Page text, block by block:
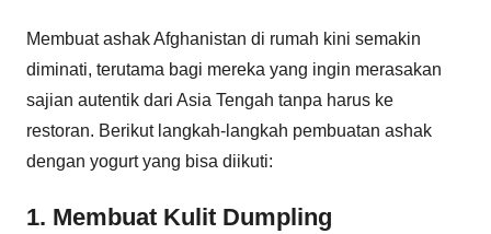
Membuat ashak Afghanistan di rumah kini semakin
diminati, terutama bagi mereka yang ingin merasakan
sajian autentik dari Asia Tengah tanpa harus ke
restoran. Berikut langkah-langkah pembuatan ashak
dengan yogurt yang bisa diikuti:
1. Membuat Kulit Dumpling